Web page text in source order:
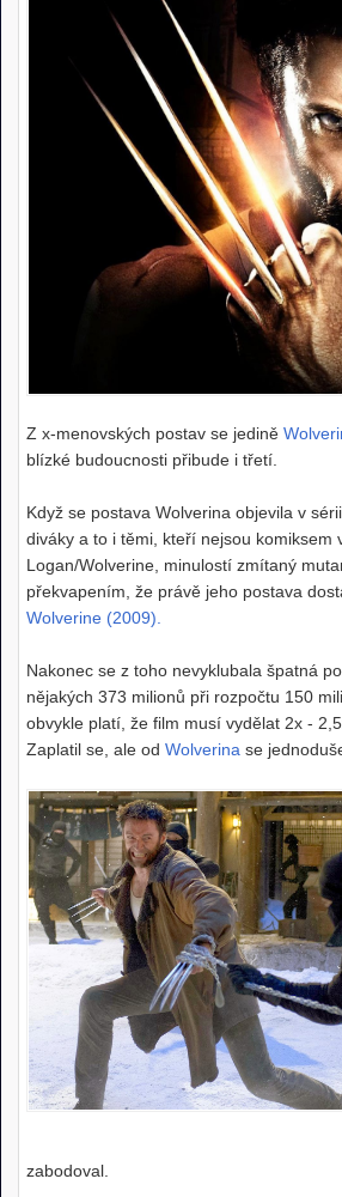
Z x-menovských postav se jedině
blízké budoucnosti přibude i třetí.
Když se postava Wolverina objevila v sérii
diváky a to i těmi, kteří nejsou komiksem
Logan/Wolverine, minulostí zmítaný
překvapením, že právě jeho postava
Wolverine (2009).
Nakonec se z toho nevyklubala špatná
nějakých 373 milionů při rozpočtu 150
obvykle platí, že film musí vydělat 2x -
Zaplatil se, ale od Wolverina se
zabodoval.